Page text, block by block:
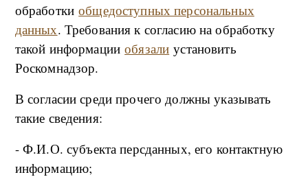
обработкиобщедоступных персональных
данных. Требования к согласию на обработку
такой информацииобязали установить
Роскомнадзор.
В согласии среди прочего должны указывать
такие сведения:
- Ф.И.О. субъекта персданных, его контактную
информацию;